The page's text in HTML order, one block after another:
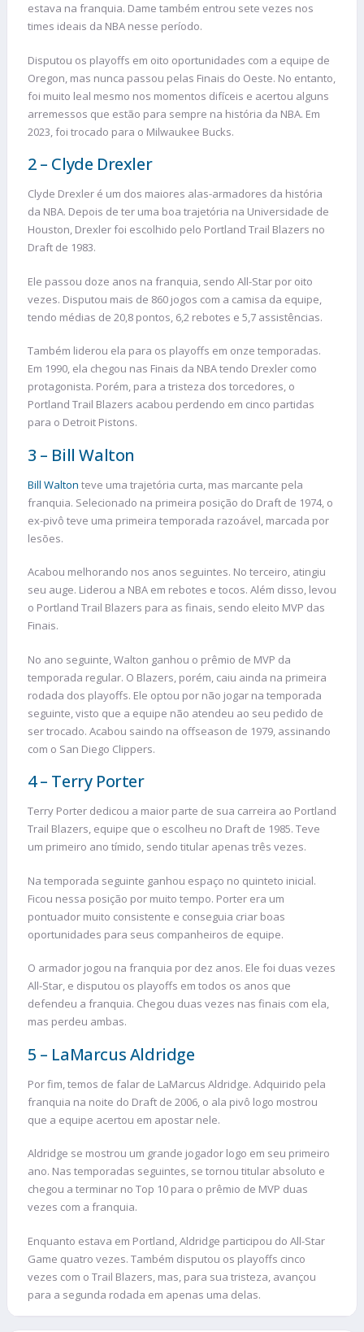
estava na franquia. Dame também entrou sete vezes nos
times ideais da NBA nesse período.
Disputou os playoffs em oito oportunidades com a equipe de
Oregon, mas nunca passou pelas Finais do Oeste. No entanto,
foi muito leal mesmo nos momentos difíceis e acertou alguns
arremessos que estão para sempre na história da NBA. Em
2023, foi trocado para o Milwaukee Bucks.
2 – Clyde Drexler
Clyde Drexler é um dos maiores alas-armadores da história
da NBA. Depois de ter uma boa trajetória na Universidade de
Houston, Drexler foi escolhido pelo Portland Trail Blazers no
Draft de 1983.
Ele passou doze anos na franquia, sendo All-Star por oito
vezes. Disputou mais de 860 jogos com a camisa da equipe,
tendo médias de 20,8 pontos, 6,2 rebotes e 5,7 assistências.
Também liderou ela para os playoffs em onze temporadas.
Em 1990, ela chegou nas Finais da NBA tendo Drexler como
protagonista. Porém, para a tristeza dos torcedores, o
Portland Trail Blazers acabou perdendo em cinco partidas
para o Detroit Pistons.
3 – Bill Walton
Bill Walton teve uma trajetória curta, mas marcante pela
franquia. Selecionado na primeira posição do Draft de 1974, o
ex-pivô teve uma primeira temporada razoável, marcada por
lesões.
Acabou melhorando nos anos seguintes. No terceiro, atingiu
seu auge. Liderou a NBA em rebotes e tocos. Além disso, levou
o Portland Trail Blazers para as finais, sendo eleito MVP das
Finais.
No ano seguinte, Walton ganhou o prêmio de MVP da
temporada regular. O Blazers, porém, caiu ainda na primeira
rodada dos playoffs. Ele optou por não jogar na temporada
seguinte, visto que a equipe não atendeu ao seu pedido de
ser trocado. Acabou saindo na offseason de 1979, assinando
com o San Diego Clippers.
4 – Terry Porter
Terry Porter dedicou a maior parte de sua carreira ao Portland
Trail Blazers, equipe que o escolheu no Draft de 1985. Teve
um primeiro ano tímido, sendo titular apenas três vezes.
Na temporada seguinte ganhou espaço no quinteto inicial.
Ficou nessa posição por muito tempo. Porter era um
pontuador muito consistente e conseguia criar boas
oportunidades para seus companheiros de equipe.
O armador jogou na franquia por dez anos. Ele foi duas vezes
All-Star, e disputou os playoffs em todos os anos que
defendeu a franquia. Chegou duas vezes nas finais com ela,
mas perdeu ambas.
5 – LaMarcus Aldridge
Por fim, temos de falar de LaMarcus Aldridge. Adquirido pela
franquia na noite do Draft de 2006, o ala pivô logo mostrou
que a equipe acertou em apostar nele.
Aldridge se mostrou um grande jogador logo em seu primeiro
ano. Nas temporadas seguintes, se tornou titular absoluto e
chegou a terminar no Top 10 para o prêmio de MVP duas
vezes com a franquia.
Enquanto estava em Portland, Aldridge participou do All-Star
Game quatro vezes. Também disputou os playoffs cinco
vezes com o Trail Blazers, mas, para sua tristeza, avançou
para a segunda rodada em apenas uma delas.